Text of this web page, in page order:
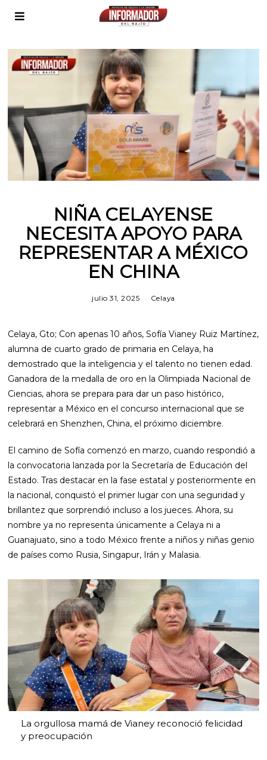
NIÑA CELAYENSE
NECESITA APOYO PARA
REPRESENTAR A MÉXICO
EN CHINA
julio 31, 2025 Celaya
Celaya, Gto; Con apenas 10 años, Sofía Vianey Ruiz Martínez,
alumna de cuarto grado de primaria en Celaya, ha
demostrado que la inteligencia y el talento no tienen edad.
Ganadora de la medalla de oro en la Olimpiada Nacional de
Ciencias, ahora se prepara para dar un paso histórico,
representar a México en el concurso internacional que se
celebrará en Shenzhen, China, el próximo diciembre.
El camino de Sofía comenzó en marzo, cuando respondió a
la convocatoria lanzada por la Secretaría de Educación del
Estado. Tras destacar en la fase estatal y posteriormente en
la nacional, conquistó el primer lugar con una seguridad y
brillantez que sorprendió incluso a los jueces. Ahora, su
nombre ya no representa únicamente a Celaya ni a
Guanajuato, sino a todo México frente a niños y niñas genio
de países como Rusia, Singapur, Irán y Malasia.
La orgullosa mamá de Vianey reconoció felicidad
y preocupación